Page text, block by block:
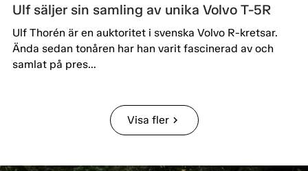
Ulf säljer sin samling av unika Volvo T-5R
Ulf Thorén är en auktoritet i svenska Volvo R-kretsar.
Ända sedan tonåren har han varit fascinerad av och
samlat på pres...
Visa flerchevron_right